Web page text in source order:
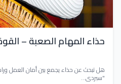
حذاء المهام الصعبة –
"سبردي...